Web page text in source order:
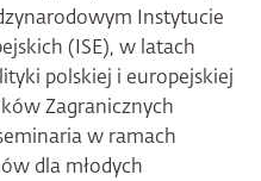
Instytucie
(ISE), w latach
polskiej i europejskiej
Zagranicznych
w ramach
dla młodych